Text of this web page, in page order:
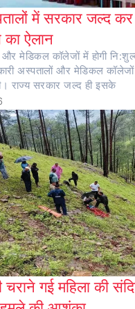
में सरकार जल्द
ऐलान
और मेडिकल कॉलेजों में होगी
अस्पतालों और मेडिकल
राज्य सरकार जल्द ही इसके
गई महिला की